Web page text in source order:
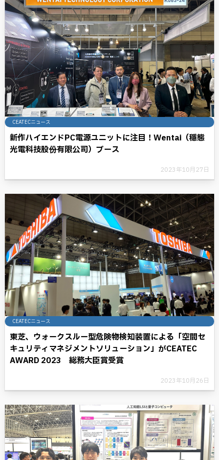
CEATECニュース
新作ハイエンドPC電源ユニットに注目！Wentai（穩態
光電科技股份有限公司）ブース
2023年10月27日
CEATECニュース
東芝、ウォークスルー型危険物検知装置による「空間セ
キュリティマネジメントソリューション」がCEATEC
AWARD 2023 総務大臣賞受賞
2023年10月26日